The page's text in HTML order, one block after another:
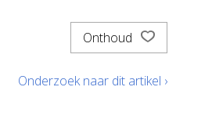
Onthoud
Onderzoek naar dit artikel ›